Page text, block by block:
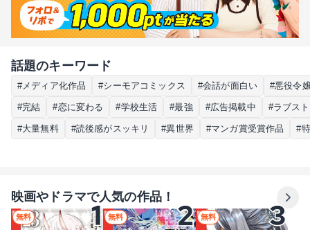
話題のキーワード
#メディア化作品 #シーモアコミックス #会話が面白い #悪役令
#完結 #恋に変わる #学校生活 #最強 #広告掲載中 #ラブス
#大量無料 #読後感がスッキリ #異世界 #マンガ賞受賞作品 #
映画やドラマで人気の作品！
無料 無料 無料